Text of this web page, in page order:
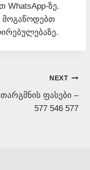
WhatsApp-ზე.
მოგაწოდებთ
NEXT
თარგმნის ფასები –
577 546 577